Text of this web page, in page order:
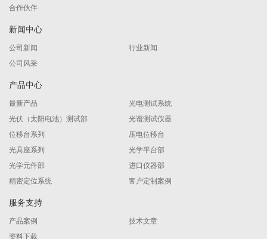
合作伙伴
新闻中心
公司新闻
行业新闻
公司风采
产品中心
最新产品
光电测试系统
光伏（太阳电池）测试部
光谱测试仪器
位移台系列
压电位移台
光具座系列
光学平台部
光学元件部
进口仪器部
精密定位系统
客户定制案例
服务支持
产品案例
技术文章
资料下载